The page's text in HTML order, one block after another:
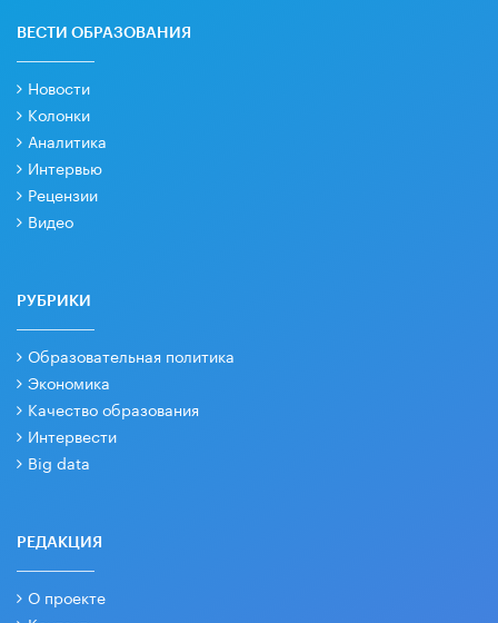
ВЕСТИ ОБРАЗОВАНИЯ
Новости
Колонки
Аналитика
Интервью
Рецензии
Видео
РУБРИКИ
Образовательная политика
Экономика
Качество образования
Интервести
Big data
РЕДАКЦИЯ
О проекте